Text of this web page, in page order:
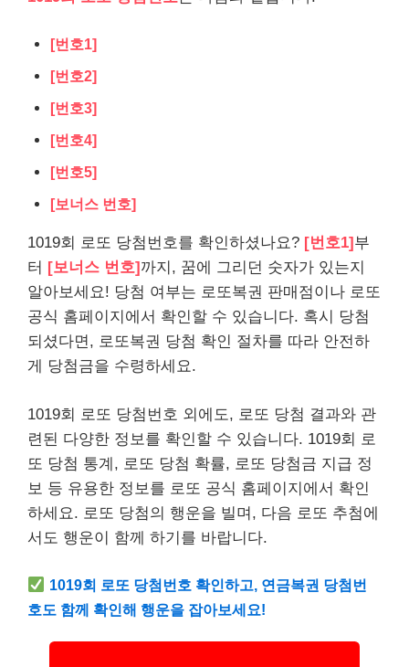
[번호1]
[번호2]
[번호3]
[번호4]
[번호5]
[보너스 번호]
1019회 로또 당첨번호를 확인하셨나요? [번호1]부
터 [보너스 번호]까지, 꿈에 그리던 숫자가 있는지
알아보세요! 당첨 여부는 로또복권 판매점이나 로또
공식 홈페이지에서 확인할 수 있습니다. 혹시 당첨
되셨다면, 로또복권 당첨 확인 절차를 따라 안전하
게 당첨금을 수령하세요.
1019회 로또 당첨번호 외에도, 로또 당첨 결과와 관
련된 다양한 정보를 확인할 수 있습니다. 1019회 로
또 당첨 통계, 로또 당첨 확률, 로또 당첨금 지급 정
보 등 유용한 정보를 로또 공식 홈페이지에서 확인
하세요. 로또 당첨의 행운을 빌며, 다음 로또 추첨에
서도 행운이 함께 하기를 바랍니다.
1019회 로또 당첨번호 확인하고, 연금복권 당첨번
호도 함께 확인해 행운을 잡아보세요!